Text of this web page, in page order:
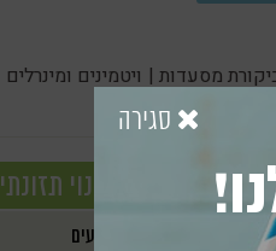
מסעדות | ויטמינים ומינרלים
שינוי תזונתי
אירועים
סגירה